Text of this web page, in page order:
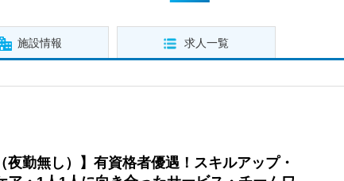
施設情報 求人一覧
夜勤無し）】有資格者優遇！スキルアップ・